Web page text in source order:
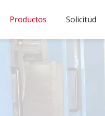
Productos Solicitud